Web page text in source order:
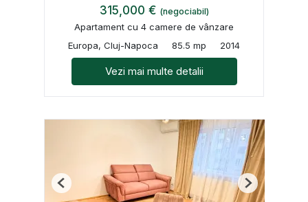
315,000 € (negociabil)
Apartament cu 4 camere de vânzare
Europa, Cluj-Napoca
85.5 mp 2014
Vezi mai multe detalii
Previous Next